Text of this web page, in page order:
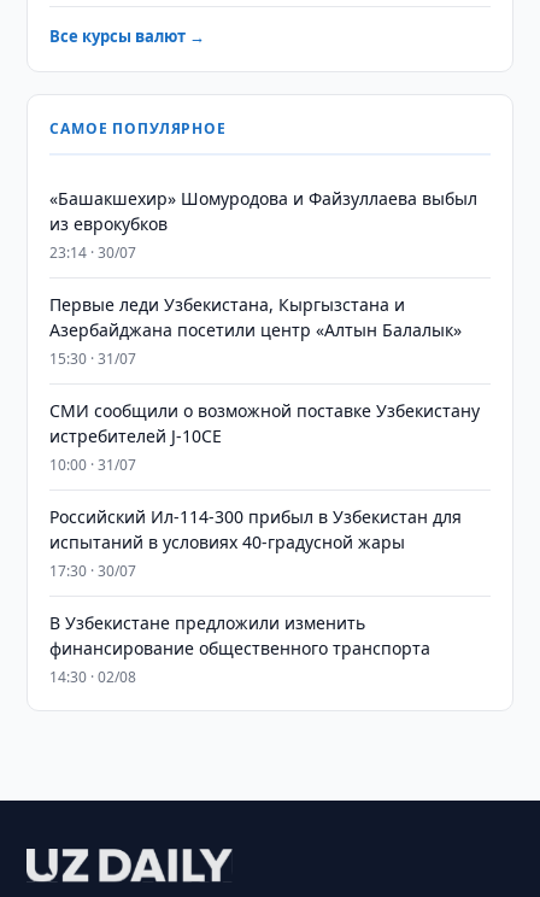
Все курсы валют →
САМОЕ ПОПУЛЯРНОЕ
«Башакшехир» Шомуродова и Файзуллаева выбыл
из еврокубков
23:14 · 30/07
Первые леди Узбекистана, Кыргызстана и
Азербайджана посетили центр «Алтын Балалык»
15:30 · 31/07
СМИ сообщили о возможной поставке Узбекистану
истребителей J-10CE
10:00 · 31/07
Российский Ил-114-300 прибыл в Узбекистан для
испытаний в условиях 40-градусной жары
17:30 · 30/07
В Узбекистане предложили изменить
финансирование общественного транспорта
14:30 · 02/08